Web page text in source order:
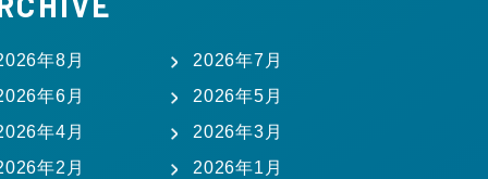
年8月
2026年7月
年6月
2026年5月
年4月
2026年3月
年2月
2026年1月